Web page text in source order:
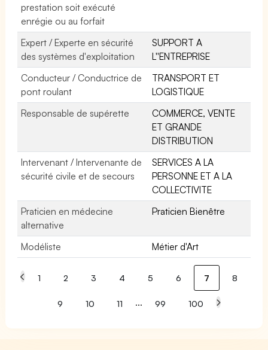
prestation soit exécuté
enrégie ou au forfait
Expert / Experte en sécurité
des systèmes d'exploitation
SUPPORT A
L''ENTREPRISE
Conducteur / Conductrice de
pont roulant
TRANSPORT ET
LOGISTIQUE
Responsable de supérette
COMMERCE, VENTE
ET GRANDE
DISTRIBUTION
Intervenant / Intervenante de
sécurité civile et de secours
SERVICES A LA
PERSONNE ET A LA
COLLECTIVITE
Praticien en médecine
alternative
Praticien Bienêtre
Modéliste Métier d'Art
1 2 3 4 5 6 7 8
9 10 11 ... 99 100